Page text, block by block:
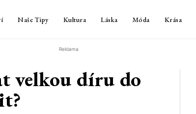
Naše Tipy Kultura Láska Móda Krása
Reklama
velkou díru do